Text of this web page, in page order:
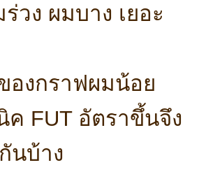
วง ผมบาง เยอะ
งกราฟผมน้อย
ค FUT อัตราขึ้นจึง
นบ้าง